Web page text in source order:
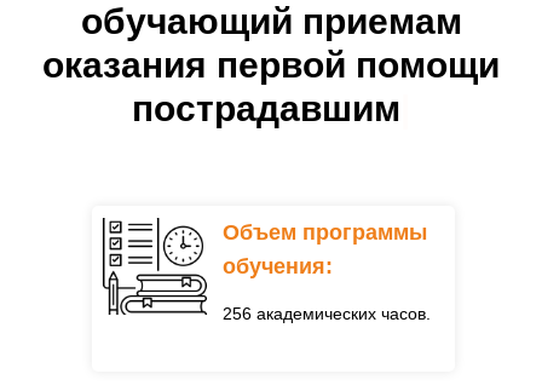
обучающий приемам
оказания первой помощи
пострадавшим
256 академических часов.
Объем программы
обучения: